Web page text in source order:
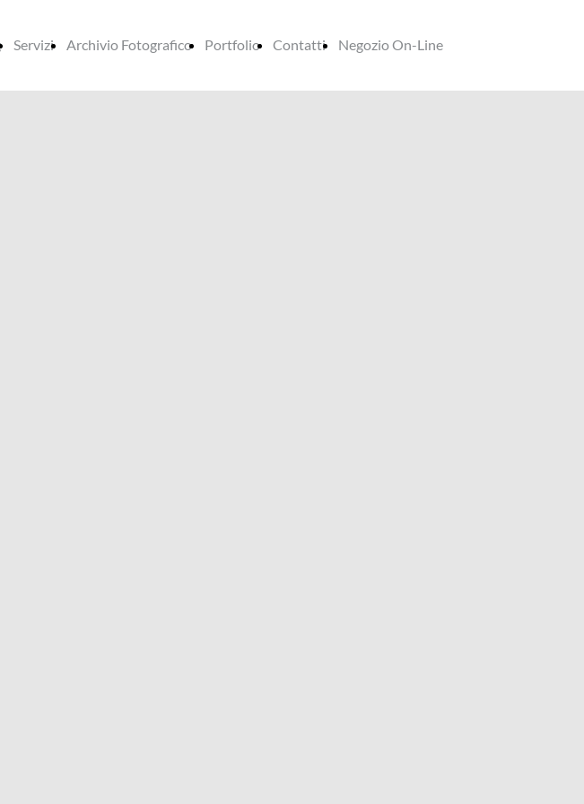
Servizi Archivio Fotografico Portfolio Contatti Negozio On-Line